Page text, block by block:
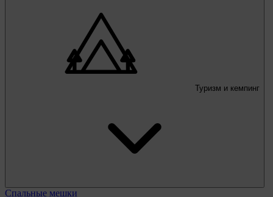
Туризм и кемпинг
Спальные мешки